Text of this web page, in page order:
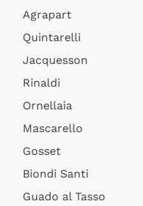
Agrapart
Quintarelli
Jacquesson
Rinaldi
Ornellaia
Mascarello
Gosset
Biondi Santi
Guado al Tasso